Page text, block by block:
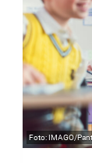
IMAGO/